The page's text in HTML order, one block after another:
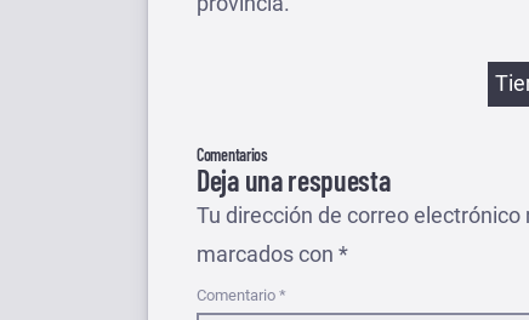
Comentarios
Deja una respuesta
Tu dirección de correo electrónico
marcados con *
Comentario *